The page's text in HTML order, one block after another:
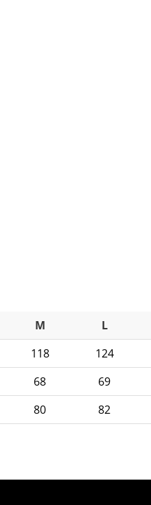
M L
118 124
68 69
80 82